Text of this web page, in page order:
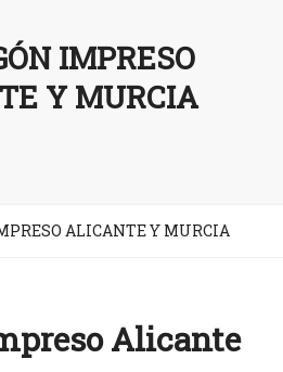
IMPRESO
Y MURCIA
ALICANTE Y MURCIA
Alicante